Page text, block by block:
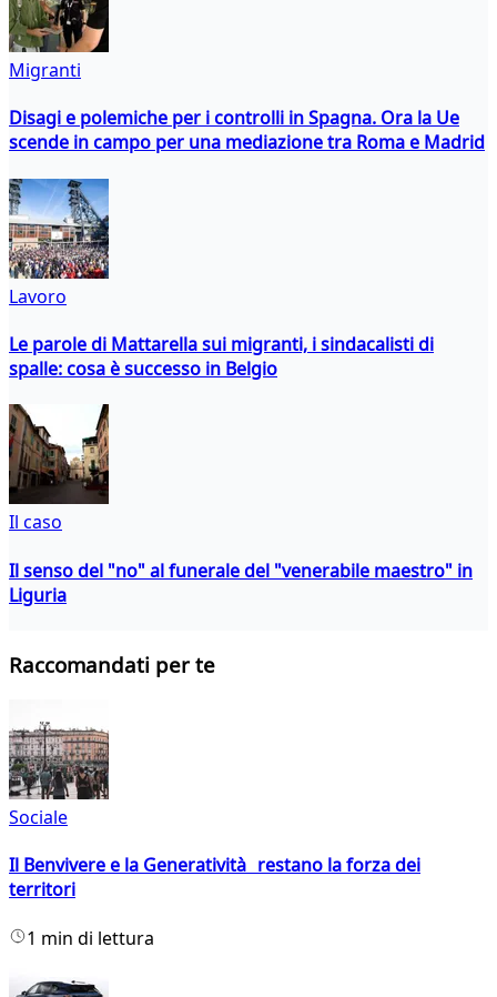
Migranti
Disagi e polemiche per i controlli in Spagna. Ora la Ue
scende in campo per una mediazione tra Roma e Madrid
Lavoro
Le parole di Mattarella sui migranti, i sindacalisti di
spalle: cosa è successo in Belgio
Il caso
Il senso del "no" al funerale del "venerabile maestro" in
Liguria
Raccomandati per te
Sociale
Il Benvivere e la Generatività restano la forza dei
territori
1 min di lettura